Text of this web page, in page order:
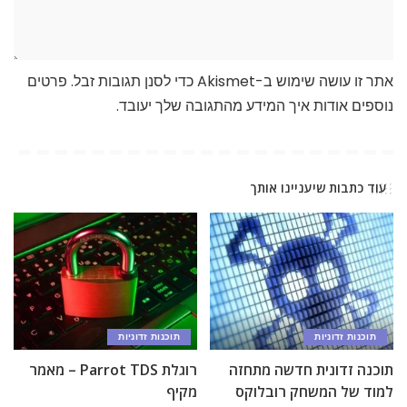
אתר זו עושה שימוש ב-Akismet כדי לסנן תגובות זבל.
פרטים
נוספים אודות איך המידע מהתגובה שלך יעובד.
עוד כתבות שיעניינו אותך
תוכנות זדוניות
תוכנה זדונית חדשה מתחזה
למוד של המשחק רובלוקס
תוכנות זדוניות
רוגלת Parrot TDS – מאמר
מקיף